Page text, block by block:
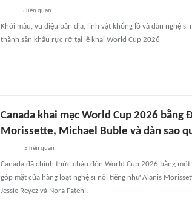
5 liên quan
Khói màu, vũ điệu bản địa, linh vật khổng lồ và dàn nghệ sĩ
thành sân khấu rực rỡ tại lễ khai World Cup 2026
Canada khai mạc World Cup 2026 bằng
Morissette, Michael Buble và dàn sao
5 liên quan
Canada đã chính thức chào đón World Cup 2026 bằng
góp mặt của hàng loạt nghệ sĩ nổi tiếng như Alanis
Jessie Reyez và Nora Fatehi.